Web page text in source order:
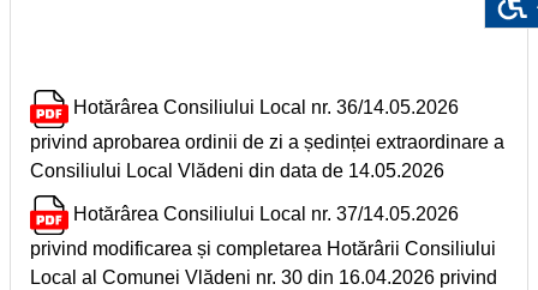
Hotărârea Consiliului Local nr. 36/14.05.2026
privind aprobarea ordinii de zi a ședinței extraordinare a
Consiliului Local Vlădeni din data de 14.05.2026
Hotărârea Consiliului Local nr. 37/14.05.2026
privind modificarea și completarea Hotărârii Consiliului
Local al Comunei Vlădeni nr. 30 din 16.04.2026 privind